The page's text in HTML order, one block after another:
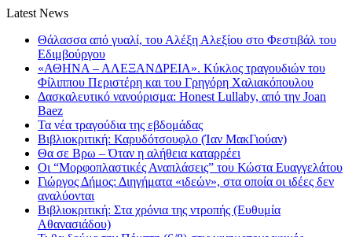
Latest News
Θάλασσα από γυαλί, του Αλέξη Αλεξίου στο Φεστιβάλ του
Εδιμβούργου
«ΑΘΗΝΑ – ΑΛΕΞΑΝΔΡΕΙΑ». Κύκλος τραγουδιών του
Φίλιππου Περιστέρη και του Γρηγόρη Χαλιακόπουλου
Δασκαλευτικό νανούρισμα: Honest Lullaby, από την Joan
Baez
Τα νέα τραγούδια της εβδομάδας
Βιβλιοκριτική: Καρυδότσουφλο (Ίαν ΜακΓιούαν)
Θα σε Βρω – Όταν η αλήθεια καταρρέει
Οι “Μορφοπλαστικές Αναπλάσεις” του Κώστα Ευαγγελάτου
Γιώργος Δήμος: Διηγήματα «ιδεών», στα οποία οι ιδέες δεν
αναλύονται
Βιβλιοκριτική: Στα χρόνια της ντροπής (Ευθυμία
Αθανασιάδου)